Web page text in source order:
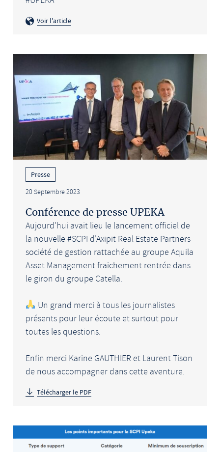
Voir l'article
Presse
20 Septembre 2023
Conférence de presse UPEKA
Aujourd'hui avait lieu le lancement officiel de
la nouvelle #SCPI d'Axipit Real Estate Partners
société de gestion rattachée au groupe Aquila
Asset Management fraichement rentrée dans
le giron du groupe Catella.
Un grand merci à tous les journalistes
présents pour leur écoute et surtout pour
toutes les questions.
Enfin merci Karine GAUTHIER et Laurent Tison
de nous accompagner dans cette aventure.
Télécharger le PDF